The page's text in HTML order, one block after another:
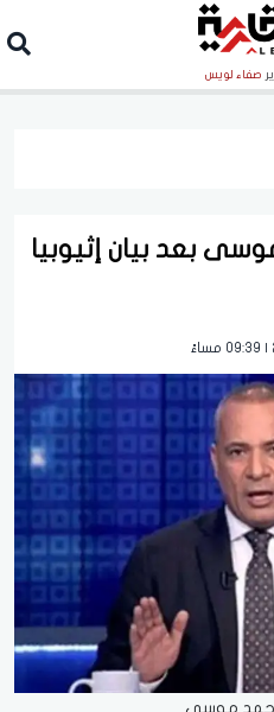
صفاء لويس
بعد بيان إثيوبيا
أحمد موسى